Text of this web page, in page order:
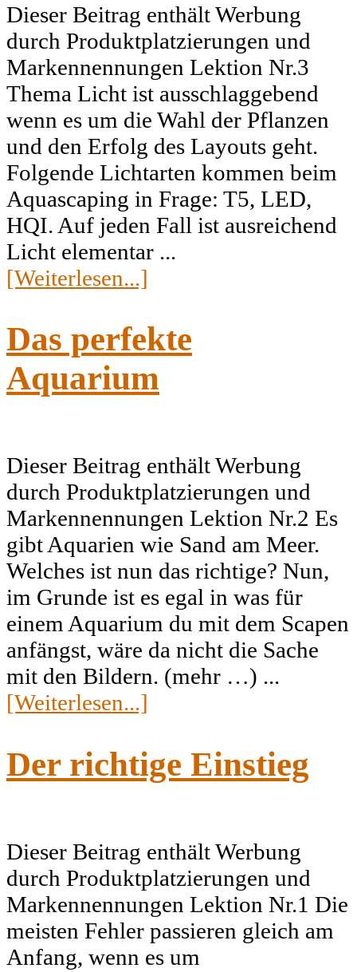
Dieser Beitrag enthält Werbung
durch Produktplatzierungen und
Markennennungen Lektion Nr.3
Thema Licht ist ausschlaggebend
wenn es um die Wahl der Pflanzen
und den Erfolg des Layouts geht.
Folgende Lichtarten kommen beim
Aquascaping in Frage: T5, LED,
HQI. Auf jeden Fall ist ausreichend
Licht elementar ...
[Weiterlesen...]
Das perfekte
Aquarium
Dieser Beitrag enthält Werbung
durch Produktplatzierungen und
Markennennungen Lektion Nr.2 Es
gibt Aquarien wie Sand am Meer.
Welches ist nun das richtige? Nun,
im Grunde ist es egal in was für
einem Aquarium du mit dem Scapen
anfängst, wäre da nicht die Sache
mit den Bildern. (mehr …) ...
[Weiterlesen...]
Der richtige Einstieg
Dieser Beitrag enthält Werbung
durch Produktplatzierungen und
Markennennungen Lektion Nr.1 Die
meisten Fehler passieren gleich am
Anfang, wenn es um